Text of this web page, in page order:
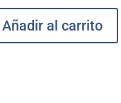
Añadir al carrito